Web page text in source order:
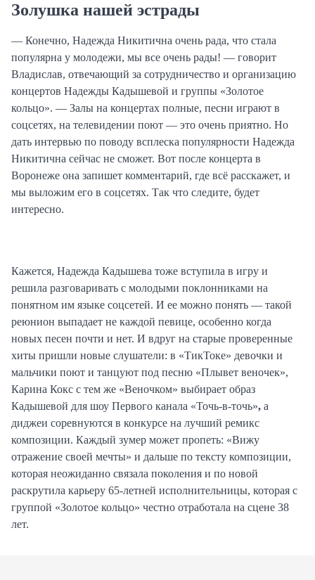
Золушка нашей эстрады
— Конечно, Надежда Никитична очень рада, что стала
популярна у молодежи, мы все очень рады! — говорит
Владислав, отвечающий за сотрудничество и организацию
концертов Надежды Кадышевой и группы «Золотое
кольцо». — Залы на концертах полные, песни играют в
соцсетях, на телевидении поют — это очень приятно. Но
дать интервью по поводу всплеска популярности Надежда
Никитична сейчас не сможет. Вот после концерта в
Воронеже она запишет комментарий, где всё расскажет, и
мы выложим его в соцсетях. Так что следите, будет
интересно.
Кажется, Надежда Кадышева тоже вступила в игру и
решила разговаривать с молодыми поклонниками на
понятном им языке соцсетей. И ее можно понять — такой
реюнион выпадает не каждой певице, особенно когда
новых песен почти и нет. И вдруг на старые проверенные
хиты пришли новые слушатели: в «ТикТоке» девочки и
мальчики поют и танцуют под песню «Плывет веночек»,
Карина Кокс с тем же «Веночком» выбирает образ
Кадышевой для шоу Первого канала «Точь-в-точь», а
диджеи соревнуются в конкурсе на лучший ремикс
композиции. Каждый зумер может пропеть: «Вижу
отражение своей мечты» и дальше по тексту композиции,
которая неожиданно связала поколения и по новой
раскрутила карьеру 65-летней исполнительницы, которая с
группой «Золотое кольцо» честно отработала на сцене 38
лет.